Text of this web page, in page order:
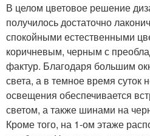
В целом цветовое решение
получилось достаточно
спокойными естественными
коричневым, черным с
фактур. Благодаря большим
света, а в темное время суток
освещения обеспечивается
светом, а также шинами на
Кроме того, на 1-ом этаже